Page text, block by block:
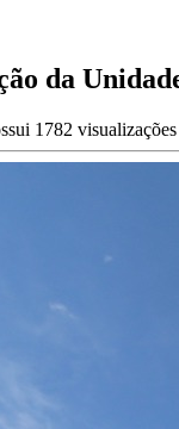
da
1782